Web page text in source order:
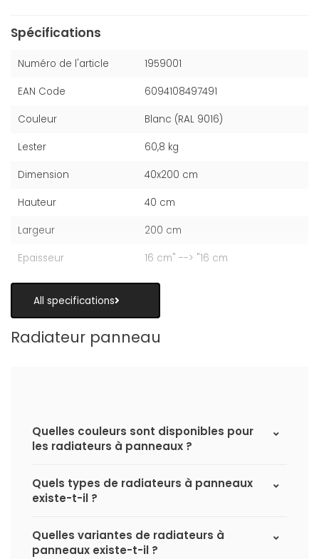
Spécifications
Numéro de l'article 1959001
EAN Code 6094108497491
Couleur Blanc (RAL 9016)
Lester 60,8 kg
Dimension 40x200 cm
Hauteur 40 cm
Largeur 200 cm
Epaisseur 16 cm" --> "16 cm
All specifications
Radiateur panneau
Quelles couleurs sont disponibles pour
les radiateurs à panneaux ?
Quels types de radiateurs à panneaux
existe-t-il ?
Quelles variantes de radiateurs à
panneaux existe-t-il ?